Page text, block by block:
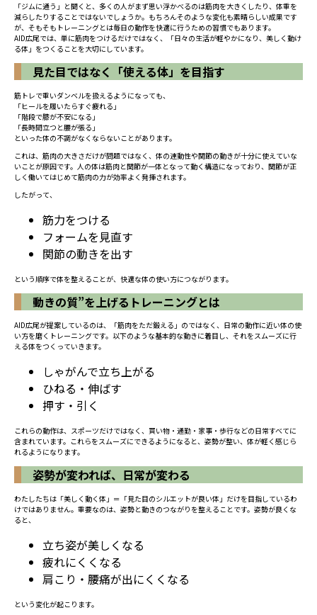
「ジムに通う」と聞くと、多くの人がまず思い浮かべるのは筋肉を大きくしたり、体重を
減らしたりすることではないでしょうか。もちろんそのような変化も素晴らしい成果です
が、そもそもトレーニングとは毎日の動作を快適に行うための習慣でもあります。
AID広尾では、単に筋肉をつけるだけではなく、「日々の生活が軽やかになり、美しく動け
る体」をつくることを大切にしています。
見た目ではなく「使える体」を目指す
筋トレで重いダンベルを扱えるようになっても、
「ヒールを履いたらすぐ疲れる」
「階段で膝が不安になる」
「長時間立つと腰が張る」
といった体の不調がなくならないことがあります。
これは、筋肉の大きさだけが問題ではなく、体の連動性や関節の動きが十分に使えていな
いことが原因です。人の体は筋肉と関節が一体となって動く構造になっており、関節が正
しく働いてはじめて筋肉の力が効率よく発揮されます。
したがって、
筋力をつける
フォームを見直す
関節の動きを出す
という順序で体を整えることが、快適な体の使い方につながります。
動きの質”を上げるトレーニングとは
AID広尾が提案しているのは、「筋肉をただ鍛える」のではなく、日常の動作に近い体の使
い方を磨くトレーニングです。以下のような基本的な動きに着目し、それをスムーズに行
える体をつくっていきます。
しゃがんで立ち上がる
ひねる・伸ばす
押す・引く
これらの動作は、スポーツだけではなく、買い物・通勤・家事・歩行などの日常すべてに
含まれています。これらをスムーズにできるようになると、姿勢が整い、体が軽く感じら
れるようになります。
姿勢が変われば、日常が変わる
わたしたちは「美しく動く体」＝「見た目のシルエットが良い体」だけを目指しているわ
けではありません。重要なのは、姿勢と動きのつながりを整えることです。姿勢が良くな
ると、
立ち姿が美しくなる
疲れにくくなる
肩こり・腰痛が出にくくなる
という変化が起こります。